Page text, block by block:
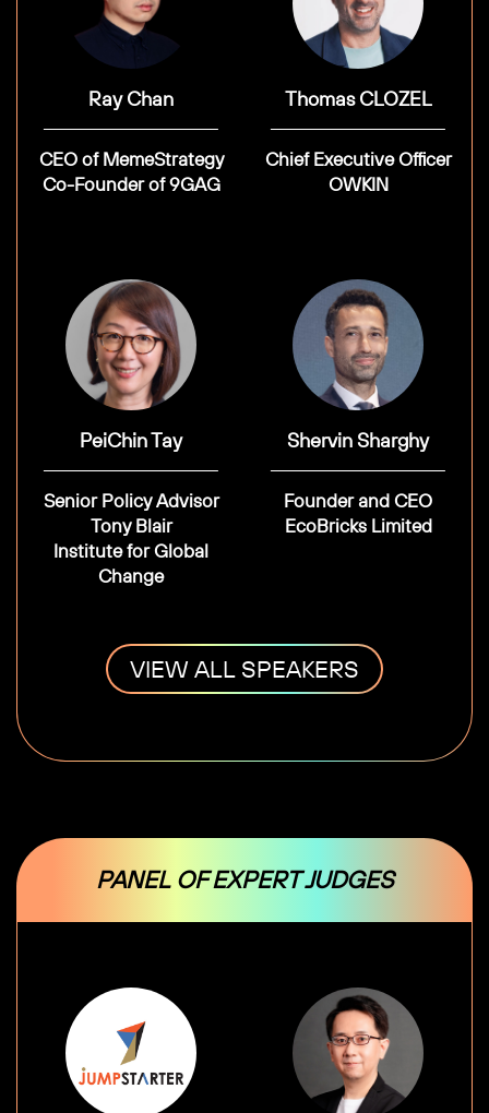
Ray Chan
CEO of MemeStrategy
Co-Founder of 9GAG
Thomas CLOZEL
Chief Executive Officer
OWKIN
PeiChin Tay
Senior Policy Advisor
Tony Blair
Institute for Global
Change
Shervin Sharghy
Founder and CEO
EcoBricks Limited
VIEW ALL SPEAKERS
PANEL OF EXPERT JUDGES